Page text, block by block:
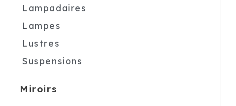
Lampadaires
Lampes
Lustres
Suspensions
Miroirs